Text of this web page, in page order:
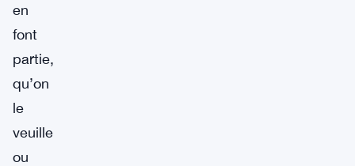
en
font
partie,
qu’on
le
veuille
ou